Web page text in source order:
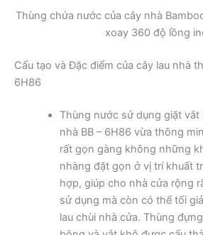
Thùng chứa nước của cây nhà
xoay 360 độ lồng
Cấu tạo và Đặc điểm của cây lau nhà
6H86
Thùng nước sử dụng giặt vắt
nhà BB – 6H86 vừa thông
rất gọn gàng không những
nhàng đặt gọn ở vị trí khuất
hợp, giúp cho nhà cửa rộng
sử dụng mà còn có thể tối
lau chùi nhà cửa. Thùng